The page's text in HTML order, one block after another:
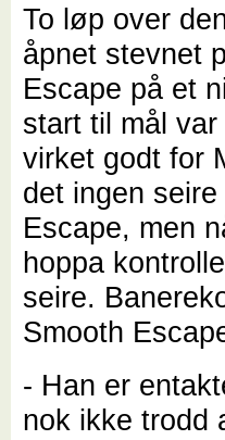
To løp over
åpnet stevnet
Escape på et
start til mål
virket godt for
det ingen
Escape, men
hoppa
seire.
Smooth
- Han er
nok ikke trodd